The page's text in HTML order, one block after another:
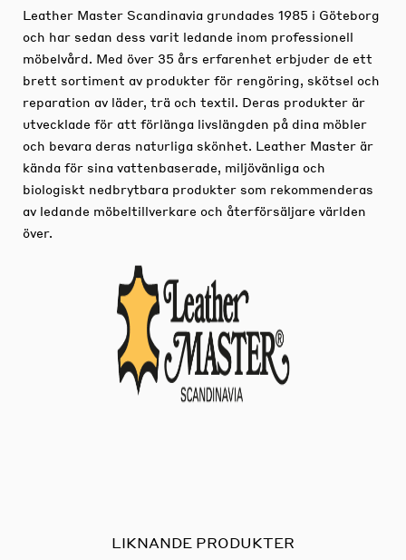
Leather Master Scandinavia grundades 1985 i Göteborg
och har sedan dess varit ledande inom professionell
möbelvård. Med över 35 års erfarenhet erbjuder de ett
brett sortiment av produkter för rengöring, skötsel och
reparation av läder, trä och textil. Deras produkter är
utvecklade för att förlänga livslängden på dina möbler
och bevara deras naturliga skönhet. Leather Master är
kända för sina vattenbaserade, miljövänliga och
biologiskt nedbrytbara produkter som rekommenderas
av ledande möbeltillverkare och återförsäljare världen
över.
LIKNANDE PRODUKTER